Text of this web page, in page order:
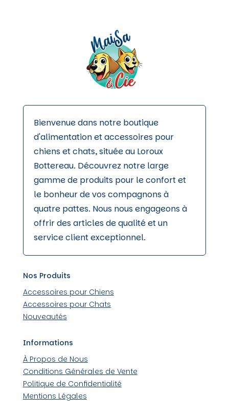
Bienvenue dans notre boutique
d'alimentation et accessoires pour
chiens et chats, située au Loroux
Bottereau. Découvrez notre large
gamme de produits pour le confort et
le bonheur de vos compagnons à
quatre pattes. Nous nous engageons à
offrir des articles de qualité et un
service client exceptionnel.
Nos Produits
Accessoires pour Chiens
Accessoires pour Chats
Nouveautés
Informations
À Propos de Nous
Conditions Générales de Vente
Politique de Confidentialité
Mentions Légales